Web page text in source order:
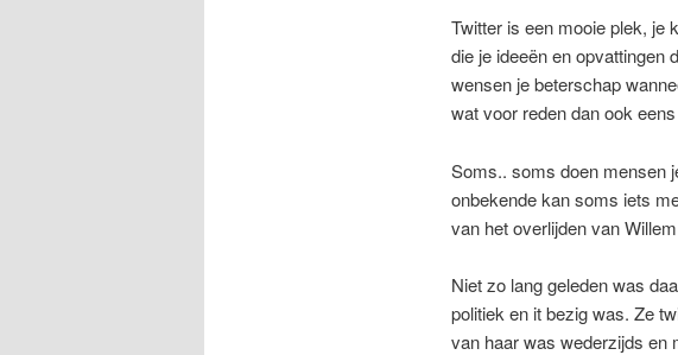
Twitter is een mooie plek, je
die je ideeën en opvattingen
wensen je beterschap
wat voor reden dan ook
Soms.. soms doen mensen
onbekende kan soms iets
van het overlijden van
Niet zo lang geleden was
politiek en it bezig was. Ze
van haar was wederzijds en